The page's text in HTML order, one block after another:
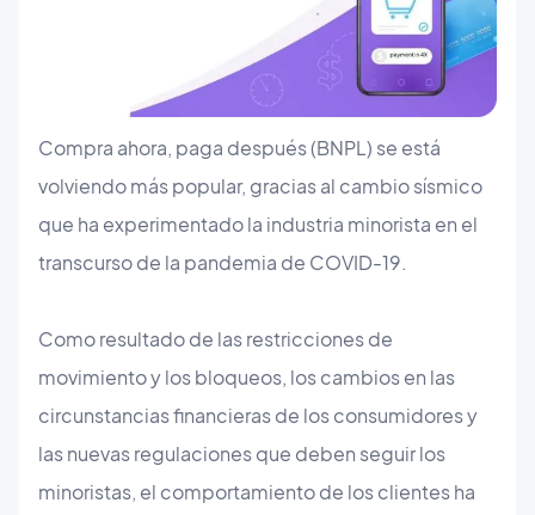
Compra ahora, paga después (BNPL) se está
volviendo más popular, gracias al cambio sísmico
que ha experimentado la industria minorista en el
transcurso de la pandemia de COVID-19.
Como resultado de las restricciones de
movimiento y los bloqueos, los cambios en las
circunstancias financieras de los consumidores y
las nuevas regulaciones que deben seguir los
minoristas, el comportamiento de los clientes ha